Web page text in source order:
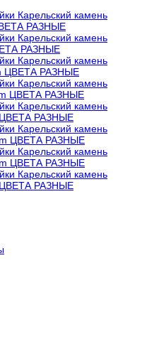
Карельский камень
РАЗНЫЕ
Карельский камень
РАЗНЫЕ
Карельский камень
ЦВЕТА РАЗНЫЕ
Карельский камень
ЦВЕТА РАЗНЫЕ
Карельский камень
ЦВЕТА РАЗНЫЕ
Карельский камень
ЦВЕТА РАЗНЫЕ
Карельский камень
ЦВЕТА РАЗНЫЕ
Карельский камень
ЦВЕТА РАЗНЫЕ